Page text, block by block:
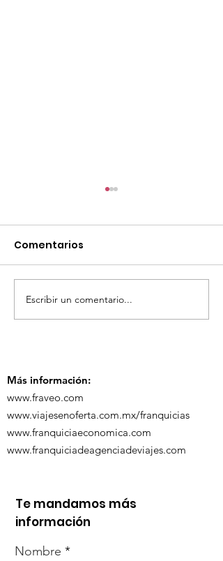
TourTravelynByFraveo
participó en la
Comentarios
Escribir un comentario...
Más información:
www.fraveo.com
www.viajesenoferta.com.mx/franquicias
www.franquiciaeconomica.com
www.franquiciadeagenciadeviajes.com
Te mandamos más
información
Nombre